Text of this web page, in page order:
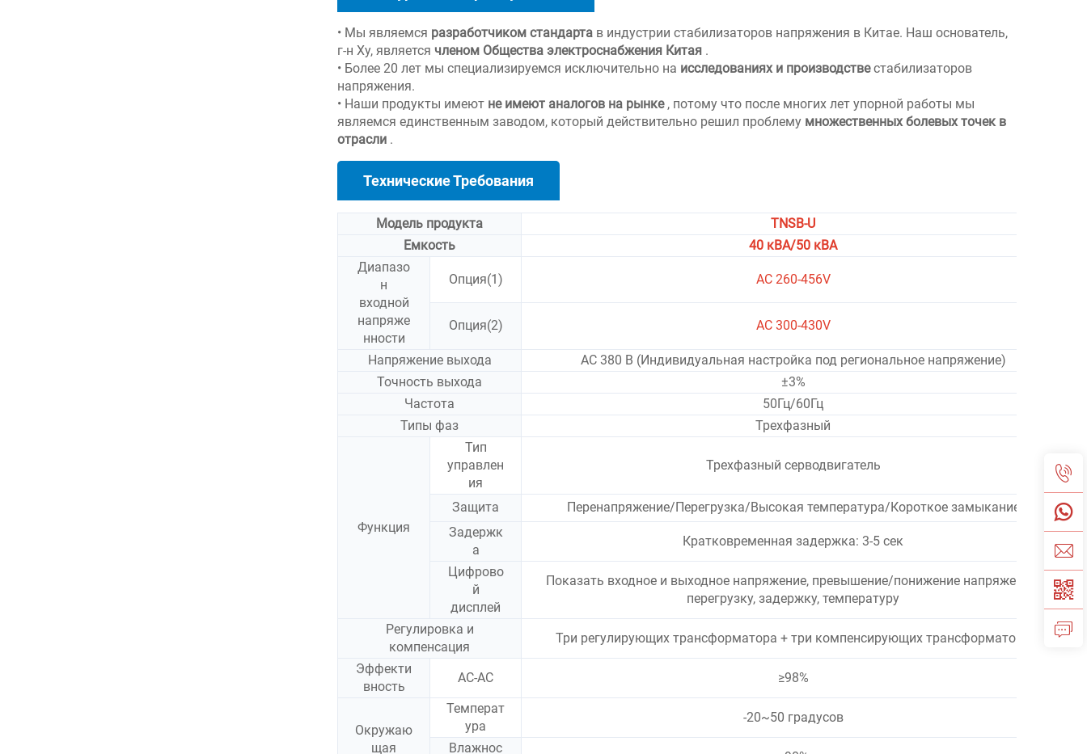
• Мы являемся разработчиком стандарта в индустрии стабилизаторов напряжения в Китае. Наш основатель,
г-н Ху, является членом Общества электроснабжения Китая .
• Более 20 лет мы специализируемся исключительно на исследованиях и производствестабилизаторов
напряжения.
• Наши продукты имеют не имеют аналогов на рынке , потому что после многих лет упорной работы мы
являемся единственным заводом, который действительно решил проблему множественных болевых точек в
отрасли .
Технические Требования
Модель продукта
TNSB-U
Емкость
40 кВА/50 кВА
Диапазо
н
входной
напряже
нности
Опция(1) AC 260-456V
Опция(2) AC 300-430V
Напряжение выхода
AC 380 В (Индивидуальная настройка под региональное напряжение)
Точность выхода
±3%
Частота
50Гц/60Гц
Типы фаз
Трехфазный
Функция
Тип
управлен
ия
Трехфазный серводвигатель
Защита
Перенапряжение/Перегрузка/Высокая температура/Короткое замыкание
Задержк
а
Кратковременная задержка: 3-5 сек
Цифрово
й
дисплей
Показать входное и выходное напряжение, превышение/понижение напряжения,
перегрузку, задержку, температуру
Регулировка и
компенсация
Три регулирующих трансформатора + три компенсирующих трансформатора
Эффекти
вность
AC-AC ≥98%
Окружаю
щая
Температ
ура
-20~50 градусов
Влажнос